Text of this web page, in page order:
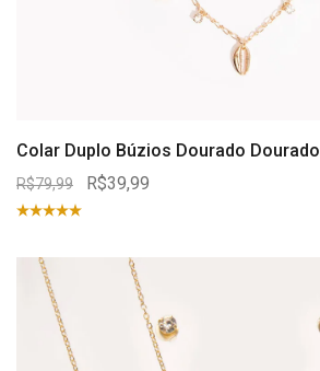
Colar Duplo Búzios Dourado Dourado
R$79,99 R$39,99